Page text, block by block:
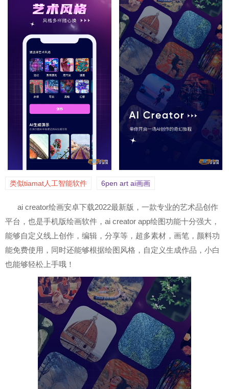
类似tiamat人工智能软件 6pen art ai画画
ai creator绘画安卓下载2022最新版，一款专业的艺术品创作
平台，也是手机版绘画软件，ai creator app绘图功能十分强大，
能够自定义线上创作，编辑，分享等，超多素材，画笔，颜料功
能免费使用，同时还能够根据绘图风格，自定义生成作品，小白
也能够轻松上手哦！